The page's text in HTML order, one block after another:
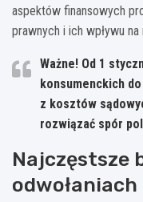
aspektów finansowych
prawnych i ich wpływu
Ważne! Od 1
konsumenckich
z kosztów
rozwiązać spór
Najczęstsze